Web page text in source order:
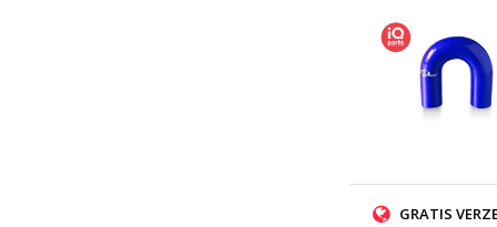
GRATIS